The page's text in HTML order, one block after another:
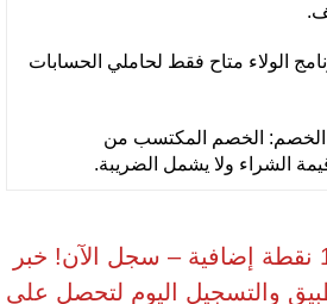
الولاء متاح فقط لحاملي الحسابات
الخصم: الخصم المكتسب من
الشراء ولا يشمل الضريبة.
🎉احصل على 1,000 نقطة إضافية – سجل الآن! خبر
والتسجيل اليوم لتحصل على